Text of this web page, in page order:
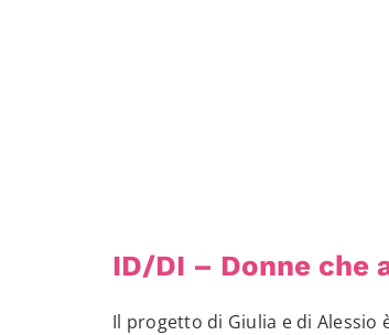
ID/DI – Donne che
Il progetto di Giulia e di Alessio